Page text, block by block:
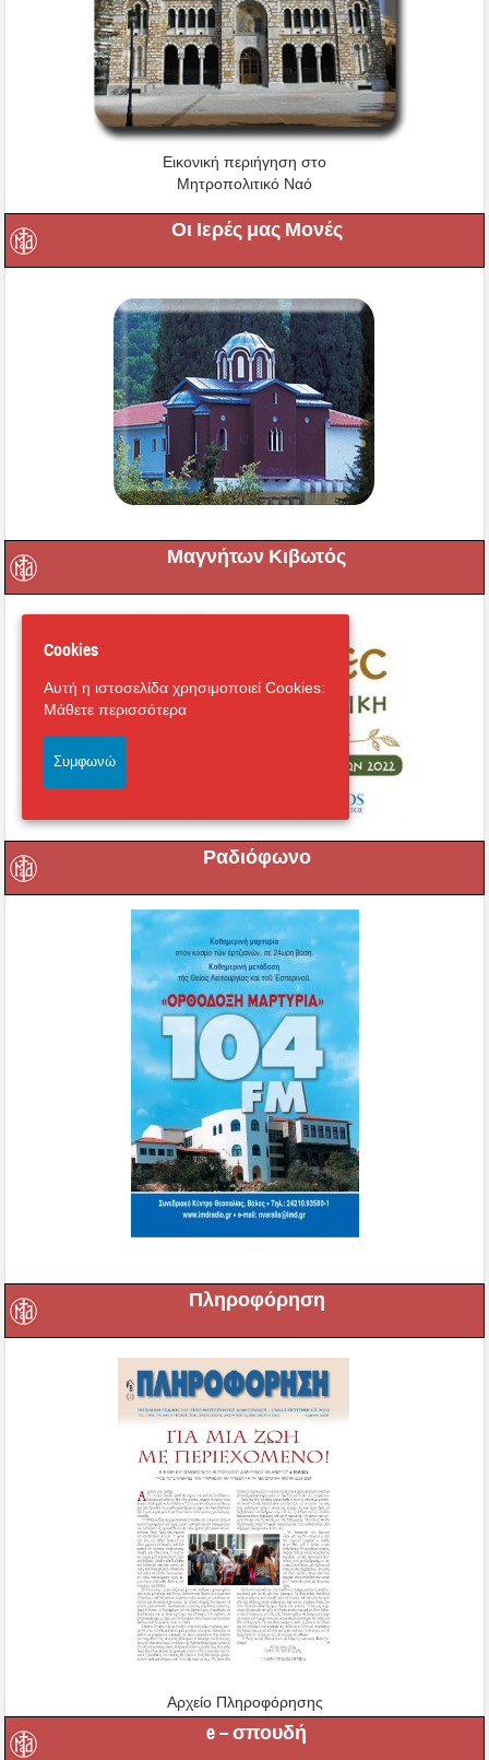
Εικονική περιήγηση στο
Μητροπολιτικό Ναό
Οι Ιερές μας Μονές
Μαγνήτων Κιβωτός
Ραδιόφωνο
Πληροφόρηση
Αρχείο Πληροφόρησης
e – σπουδή
Cookies
Αυτή η ιστοσελίδα χρησιμοποιεί Cookies:
Μάθετε περισσότερα
Συμφωνώ